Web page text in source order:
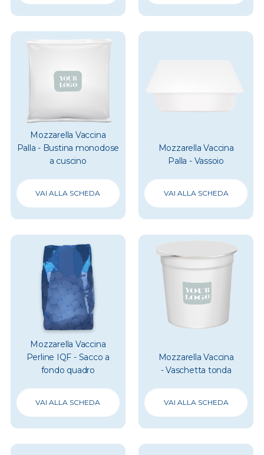
Mozzarella Vaccina
Palla - Bustina monodose
a cuscino
VAI ALLA SCHEDA
Mozzarella Vaccina
Palla - Vassoio
VAI ALLA SCHEDA
Mozzarella Vaccina
Perline IQF - Sacco a
fondo quadro
VAI ALLA SCHEDA
Mozzarella Vaccina
- Vaschetta tonda
VAI ALLA SCHEDA